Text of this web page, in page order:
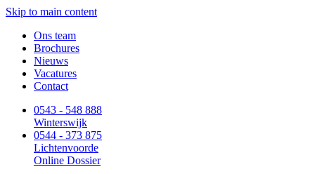
Skip to main content
Ons team
Brochures
Nieuws
Vacatures
Contact
0543 - 548 888
Winterswijk
0544 - 373 875
Lichtenvoorde
Online Dossier